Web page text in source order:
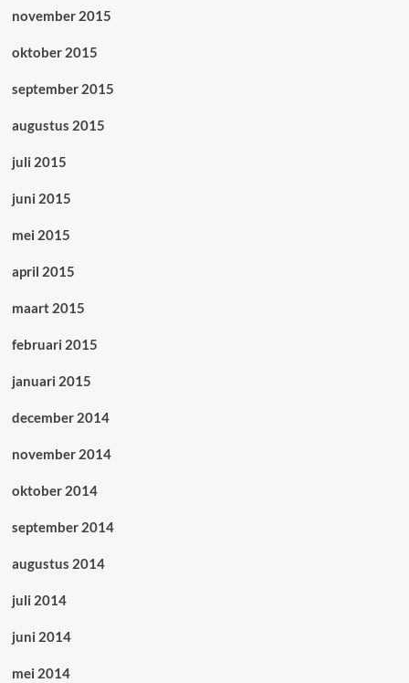
november 2015
oktober 2015
september 2015
augustus 2015
juli 2015
juni 2015
mei 2015
april 2015
maart 2015
februari 2015
januari 2015
december 2014
november 2014
oktober 2014
september 2014
augustus 2014
juli 2014
juni 2014
mei 2014